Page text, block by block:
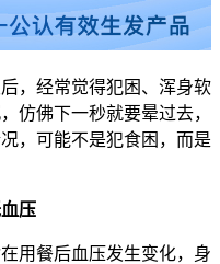
，经常觉得犯困、浑身软
仿佛下一秒就要晕过去，
，可能不是犯食困，而是
压
用餐后血压发生变化，身